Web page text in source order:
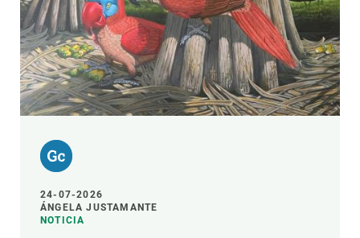
24-07-2026
ÁNGELA JUSTAMANTE
NOTICIA